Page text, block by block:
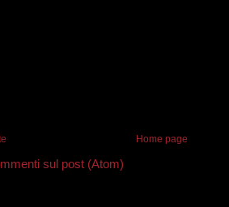
Home page
sul post (Atom)